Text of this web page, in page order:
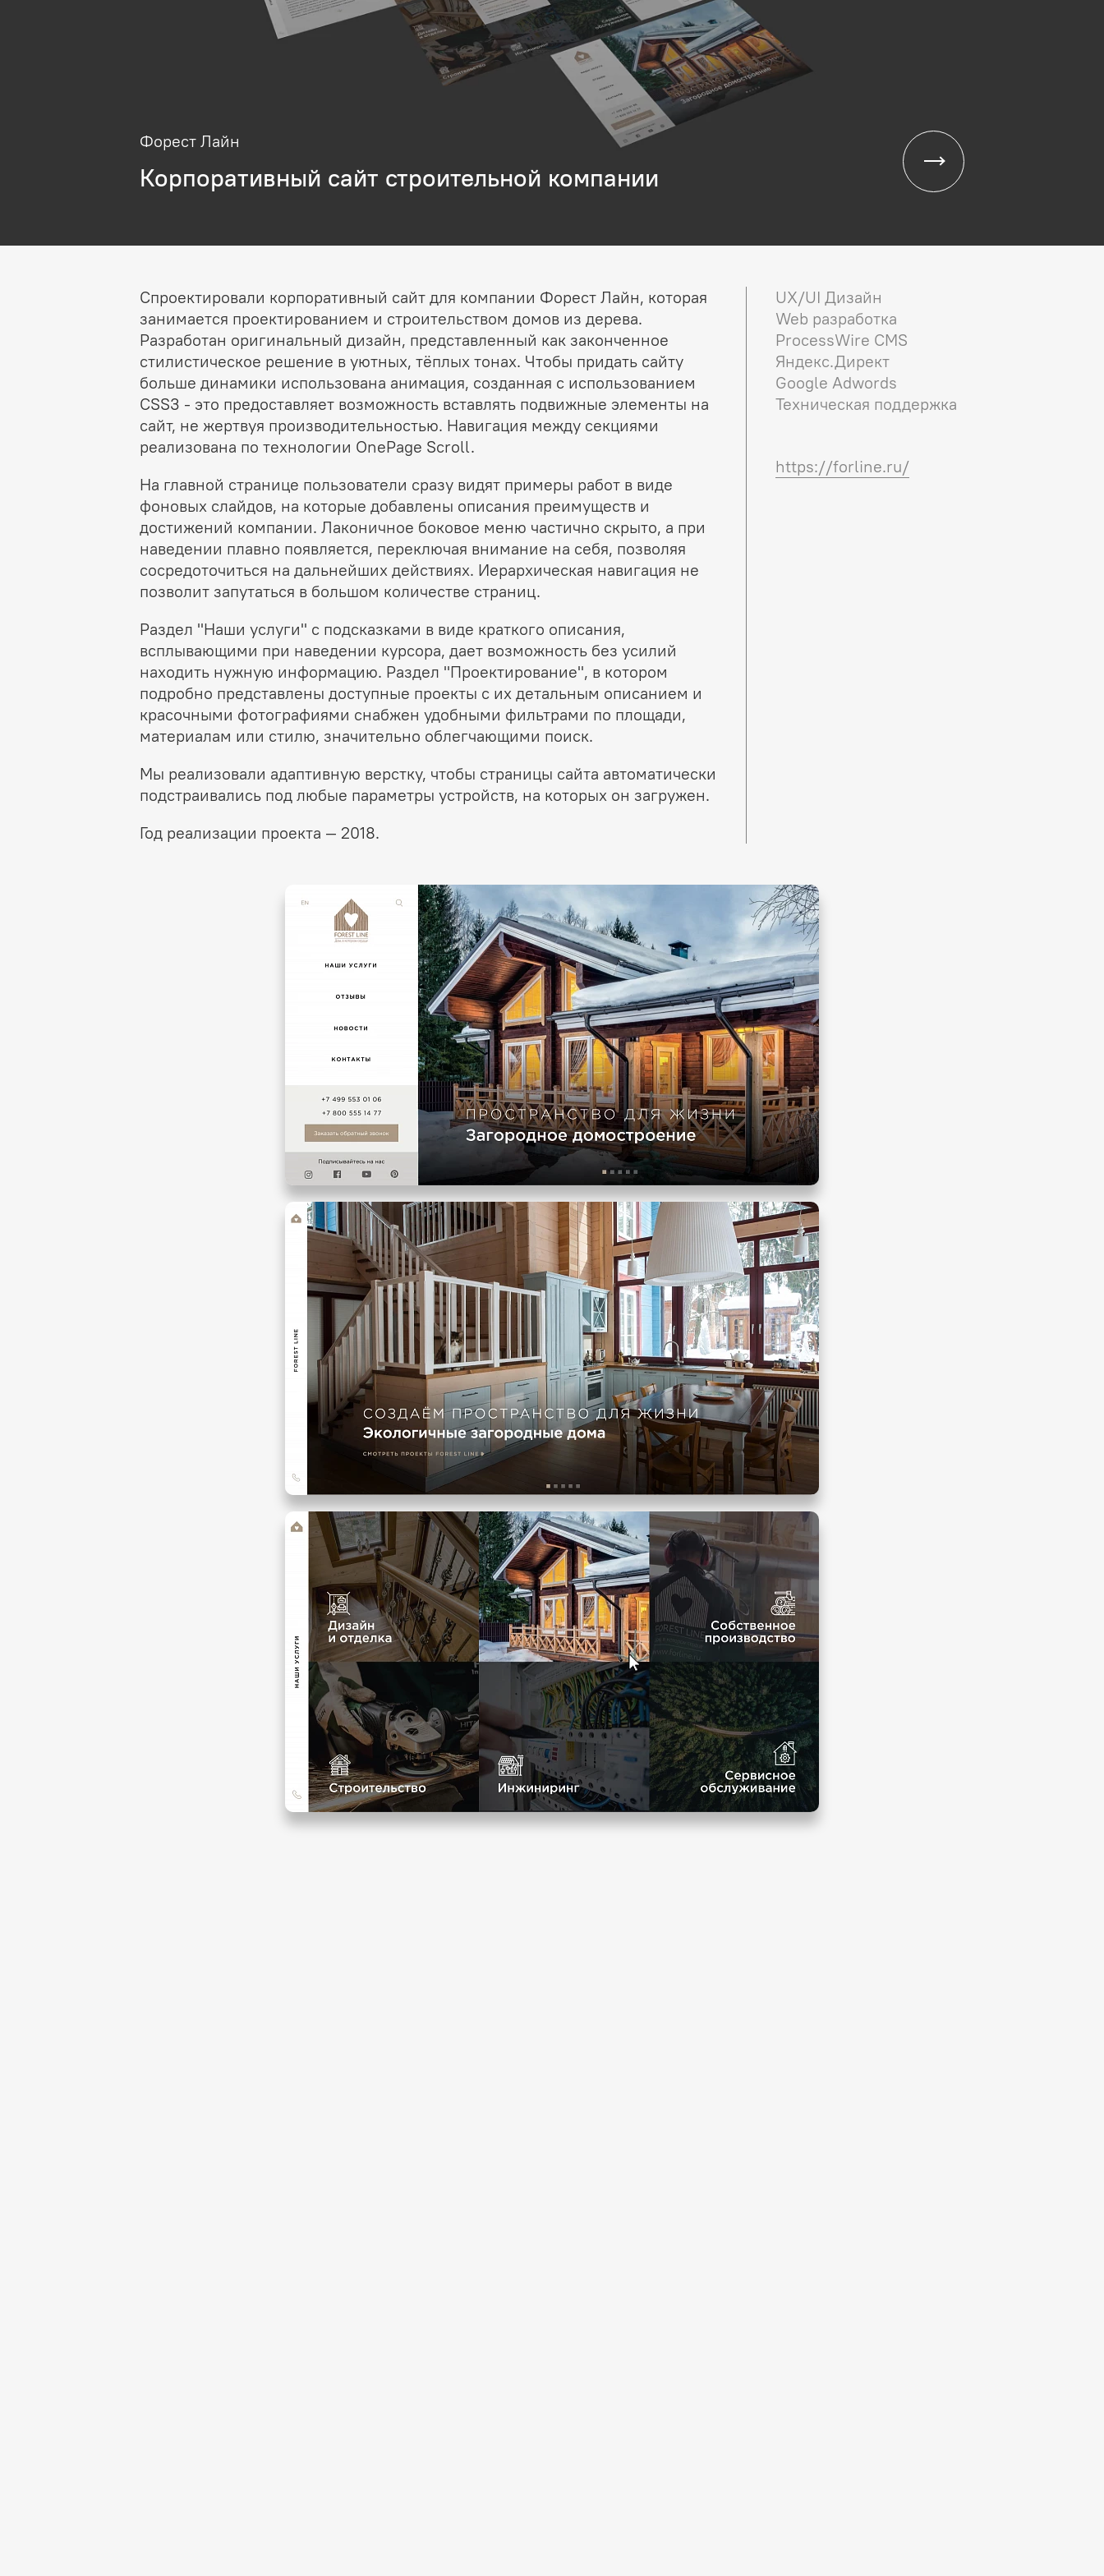
Форест Лайн
Корпоративный сайт строительной компании
Спроектировали корпоративный сайт для компании Форест Лайн, которая
занимается проектированием и строительством домов из дерева.
Разработан оригинальный дизайн, представленный как законченное
стилистическое решение в уютных, тёплых тонах. Чтобы придать сайту
больше динамики использована анимация, созданная с использованием
CSS3 - это предоставляет возможность вставлять подвижные элементы на
сайт, не жертвуя производительностью. Навигация между секциями
реализована по технологии OnePage Scroll.
На главной странице пользователи сразу видят примеры работ в виде
фоновых слайдов, на которые добавлены описания преимуществ и
достижений компании. Лаконичное боковое меню частично скрыто, а при
наведении плавно появляется, переключая внимание на себя, позволяя
сосредоточиться на дальнейших действиях. Иерархическая навигация не
позволит запутаться в большом количестве страниц.
Раздел "Наши услуги" с подсказками в виде краткого описания,
всплывающими при наведении курсора, дает возможность без усилий
находить нужную информацию. Раздел "Проектирование", в котором
подробно представлены доступные проекты с их детальным описанием и
красочными фотографиями снабжен удобными фильтрами по площади,
материалам или стилю, значительно облегчающими поиск.
Мы реализовали адаптивную верстку, чтобы страницы сайта автоматически
подстраивались под любые параметры устройств, на которых он загружен.
Год реализации проекта — 2018.
UX/UI Дизайн
Web разработка
ProcessWire CMS
Яндекс.Директ
Google Adwords
Техническая поддержка
https://forline.ru/